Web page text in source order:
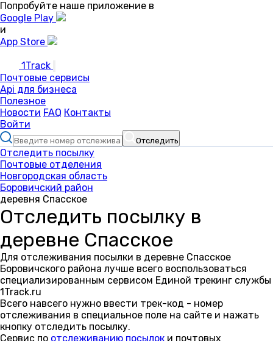
Попробуйте наше приложение в
Google Play
и
App Store
1Track
Почтовые сервисы
Api для бизнеса
Полезное
Новости FAQ Контакты
Войти
Отследить
Отследить посылку
Почтовые отделения
Новгородская область
Боровичский район
деревня Спасское
Отследить посылку в
деревне Спасское
Для отслеживания посылки в деревне Спасское
Боровичского района лучше всего воспользоваться
специализированным сервисом Единой трекинг службы
1Track.ru
Всего навсего нужно ввести трек-код - номер
отслеживания в специальное поле на сайте и нажать
кнопку отследить посылку.
Сервис по отслеживанию посылок и почтовых